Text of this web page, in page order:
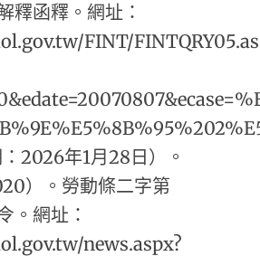
釋函釋。網址：
FINT/FINTQRY05.as
：2026年1月28日）。
）。勞動條二字第
。網址：
news.aspx?